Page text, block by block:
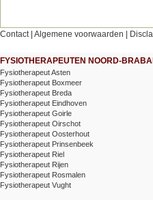
Contact| Algemene voorwaarden
FYSIOTHERAPEUTEN NOORD-
Fysiotherapeut Asten
Fysiotherapeut Boxmeer
Fysiotherapeut Breda
Fysiotherapeut Eindhoven
Fysiotherapeut Goirle
Fysiotherapeut Oirschot
Fysiotherapeut Oosterhout
Fysiotherapeut Prinsenbeek
Fysiotherapeut Riel
Fysiotherapeut Rijen
Fysiotherapeut Rosmalen
Fysiotherapeut Vught